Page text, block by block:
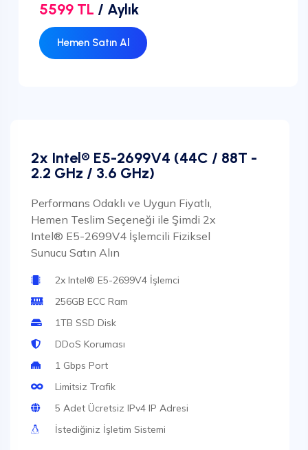
Hemen Satın Al
5599 TL / Aylık
2x Intel® E5-2699V4 (44C / 88T -
2.2 GHz / 3.6 GHz)
Performans Odaklı ve Uygun Fiyatlı,
Hemen Teslim Seçeneği ile Şimdi 2x
Intel® E5-2699V4 İşlemcili Fiziksel
Sunucu Satın Alın
2x Intel® E5-2699V4 İşlemci
256GB ECC Ram
1TB SSD Disk
DDoS Koruması
1 Gbps Port
Limitsiz Trafik
5 Adet Ücretsiz IPv4 IP Adresi
İstediğiniz İşletim Sistemi